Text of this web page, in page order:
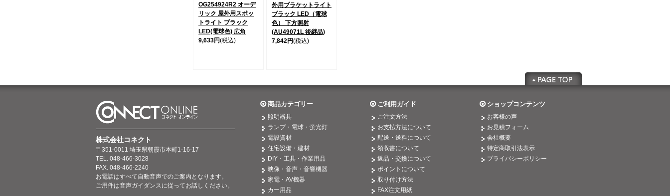
OG254924R2 オーデ
リック 屋外用スポッ
トライト ブラック
LED(電球色) 広角
9,633円(税込)
外用ブラケットライト
ブラック LED（電球
色） 下方照射
(AU49071L 後継品)
7,842円(税込)
株式会社コネクト
〒351-0011 埼玉県朝霞市本町1-16-17
TEL. 048-466-3028
FAX. 048-466-2240
お電話はすべて自動音声でのご案内となります。
ご用件は音声ガイダンスに従ってお話しください。
商品カテゴリー
照明器具
ランプ・電球・蛍光灯
電設資材
住宅設備・建材
DIY・工具・作業用品
映像・音声・音響機器
家電・AV機器
カー用品
ご利用ガイド
ご注文方法
お支払方法について
配送・送料について
領収書について
返品・交換について
ポイントについて
取り付け方法
FAX注文用紙
ショップコンテンツ
お客様の声
お見積フォーム
会社概要
特定商取引法表示
プライバシーポリシー